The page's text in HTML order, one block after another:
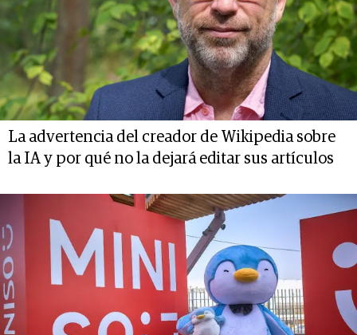
La advertencia del creador de Wikipedia sobre
la IA y por qué no la dejará editar sus artículos